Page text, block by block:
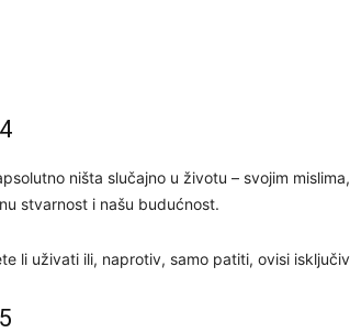
ništa slučajno u životu – svojim
stvarnost i našu budućnost.
li uživati ​​ili, naprotiv, samo patiti, ovisi